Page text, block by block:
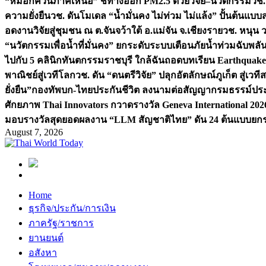
ความยั่งยืนวช. ดันโมเดล “น้ำมั่นคง ไม่ท่วม ไม่แล้ง” ปั้นต้นแบบ
อดงานวิจัยสู่ชุมชน ณ ต.จันจว้าใต้ อ.แม่จัน จ.เชียงรายวช. หนุน
“นวัตกรรมเพื่อน้ำที่มั่นคง” ยกระดับระบบเตือนภัยน้ำท่วมฉับพ
ไปกับ 5 คลินิกทันตกรรมราชบุรี ใกล้ฉันถอดบทเรียน
พาณิชย์สู่เวทีโลกวช. ดัน “ดนตรีวิจัย” ปลุกอัตลักษณ์ภูเก็ต สู่เวที
ยั่งยืน”กองทัพบก-ไทยประกันชีวิต ลงนามต่อสัญญากรมธรรม์ปร
ศักยภาพ Thai Innovators กวาดรางวัล Geneva International
มอบรางวัลสุดยอดผลงาน “LLM สัญชาติไทย” ดัน 24 ต้นแบบยก
August 7, 2026
Home
ธุรกิจ/ประกัน/การเงิน
ภาครัฐ/ราชการ
ยานยนต์
อสังหา